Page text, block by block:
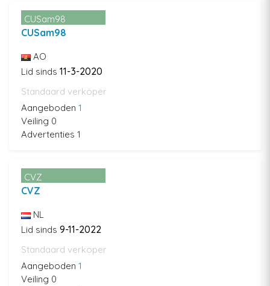
CUSam98
CUSam98
AO
Lid sinds 11-3-2020
Standaard verkoper
Aangeboden 1
Veiling 0
Advertenties 1
CVZ
CVZ
NL
Lid sinds 9-11-2022
Standaard verkoper
Aangeboden 1
Veiling 0